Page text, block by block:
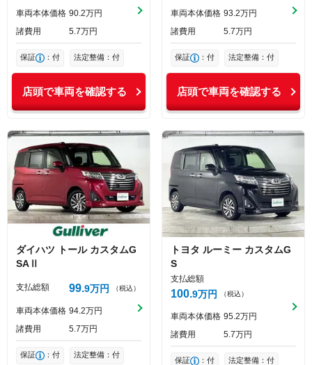
車両本体価格 90 2万円
諸費用
5 7万円
保証 ：付 法定整備：付
店頭で車両を確認する
車両本体価格 93 2万円
諸費用
5 7万円
保証 ：付 法定整備：付
店頭で車両を確認する
ダイハツ トール カスタムG
SAⅡ
支払総額 99 9万円 （税込）
車両本体価格 94 2万円
諸費用
5 7万円
保証 ：付 法定整備：付
トヨタ ルーミー カスタムG
S
支払総額
100 9万円 （税込）
車両本体価格 95 2万円
諸費用
5 7万円
保証 ：付 法定整備：付